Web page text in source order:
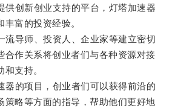
创新创业支持的平台，灯塔加速器
富的投资经验。
导师、投资人、企业家等建立密切
合作关系将创业者们与各种资源对接
支持。
的项目，创业者们可以获得前沿的
策略等方面的指导，帮助他们更好地